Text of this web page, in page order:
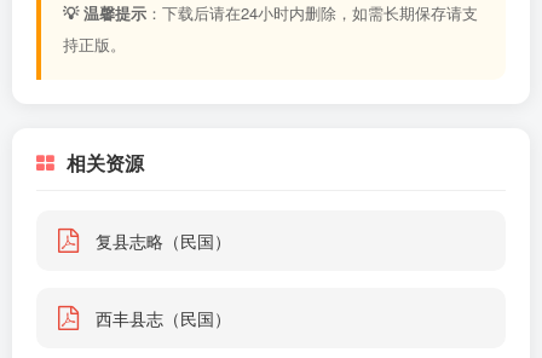
💡 温馨提示 ：下载后请在24小时内删除，如需长期保存请支
持正版。
相关资源
复县志略（民国）
西丰县志（民国）